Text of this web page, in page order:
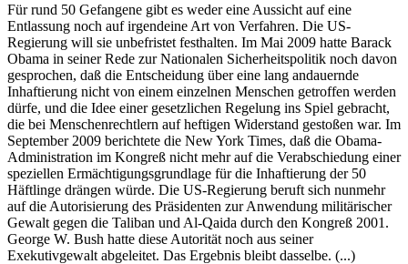
Für rund 50 Gefangene gibt es weder eine Aussicht auf eine
Entlassung noch auf irgendeine Art von Verfahren. Die US-
Regierung will sie unbefristet festhalten. Im Mai 2009 hatte Barack
Obama in seiner Rede zur Nationalen Sicherheitspolitik noch davon
gesprochen, daß die Entscheidung über eine lang andauernde
Inhaftierung nicht von einem einzelnen Menschen getroffen werden
dürfe, und die Idee einer gesetzlichen Regelung ins Spiel gebracht,
die bei Menschenrechtlern auf heftigen Widerstand gestoßen war. Im
September 2009 berichtete die New York Times, daß die Obama-
Administration im Kongreß nicht mehr auf die Verabschiedung einer
speziellen Ermächtigungsgrundlage für die Inhaftierung der 50
Häftlinge drängen würde. Die US-Regierung beruft sich nunmehr
auf die Autorisierung des Präsidenten zur Anwendung militärischer
Gewalt gegen die Taliban und Al-Qaida durch den Kongreß 2001.
George W. Bush hatte diese Autorität noch aus seiner
Exekutivgewalt abgeleitet. Das Ergebnis bleibt dasselbe. (...)